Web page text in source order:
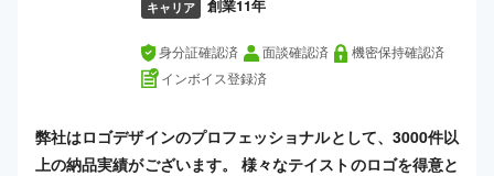
キャリア 創業11年
身分証確認済 面談確認済
機密保持確認済
インボイス登録済
弊社はロゴデザインのプロフェッショナルとして、3000件以
上の納品実績がございます。 様々なテイストのロゴを得意と